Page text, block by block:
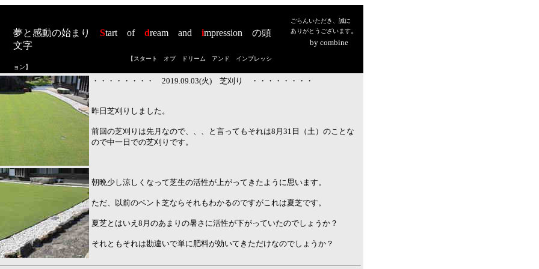
夢と感動の始まり Start of dream and impression の頭
文字
ごらんいただき、誠に
ありがとうございます。
by combine
【スタート オブ ドリーム アンド インプレッシ
ョン】
・・・・・・・・ 2019.09.03(火) 芝刈り ・・・・・・・・
昨日芝刈りしました。
前回の芝刈りは先月なので、、、と言ってもそれは8月31日（土）のことな
ので中一日での芝刈りです。
朝晩少し涼しくなって芝生の活性が上がってきたように思います。
ただ、以前のベント芝ならそれもわかるのですがこれは夏芝です。
夏芝とはいえ8月のあまりの暑さに活性が下がっていたのでしょうか？
それともそれは勘違いで単に肥料が効いてきただけなのでしょうか？